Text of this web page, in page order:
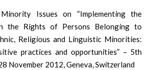
Issues on “Implementing the
the Rights of Persons Belonging to
Religious and Linguistic Minorities:
practices and opportunities” – 5th
November 2012, Geneva, Switzerland